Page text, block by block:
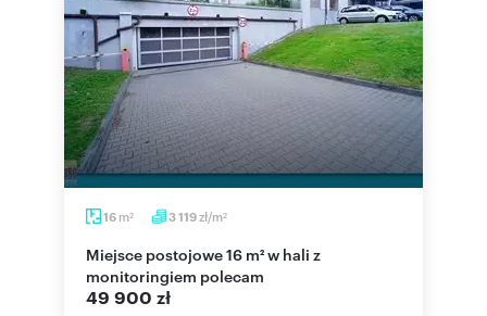
16 m2 3 119zł/m2
Miejsce postojowe 16 m² w hali z
monitoringiem polecam
49 900 zł